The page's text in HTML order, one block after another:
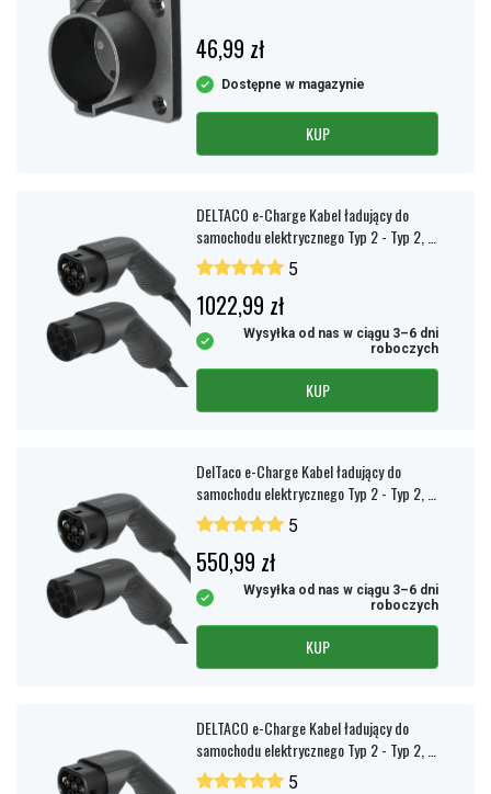
46,99 zł
Dostępne w magazynie
KUP
DELTACO e-Charge Kabel ładujący do
samochodu elektrycznego Typ 2 - Typ 2, 1
faza, 32A, 10m 5
1022,99 zł
Wysyłka od nas w ciągu 3–6 dni
roboczych
KUP
DelTaco e-Charge Kabel ładujący do
samochodu elektrycznego Typ 2 - Typ 2, 1-
fazowy, 32A, 3m5
550,99 zł
Wysyłka od nas w ciągu 3–6 dni
roboczych
KUP
DELTACO e-Charge Kabel ładujący do
samochodu elektrycznego Typ 2 - Typ 2, 1
faza, 32A, 7m 5